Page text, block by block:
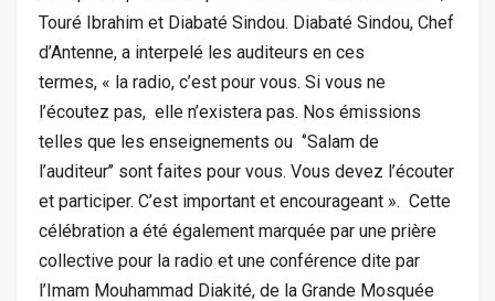
Touré Ibrahim et Diabaté Sindou. Diabaté Sindou, Chef
d’Antenne, a interpelé les auditeurs en ces
termes, « la radio, c’est pour vous. Si vous ne
l’écoutez pas, elle n’existera pas. Nos émissions
telles que les enseignements ou ‘’Salam de
l’auditeur’’ sont faites pour vous. Vous devez l’écouter
et participer. C’est important et encourageant ». Cette
célébration a été également marquée par une prière
collective pour la radio et une conférence dite par
l’Imam Mouhammad Diakité, de la Grande Mosquée